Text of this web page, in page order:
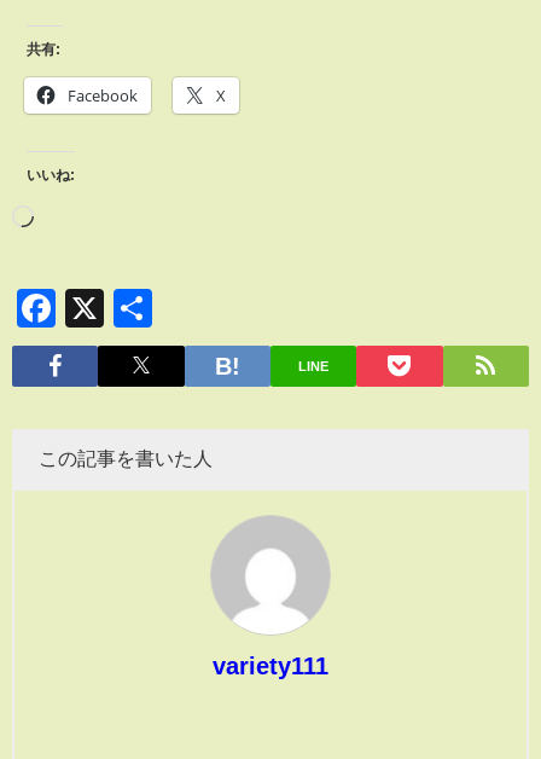
共有:
Facebook X
いいね:
Facebook
X
有
LINE
この記事を書いた人
variety111